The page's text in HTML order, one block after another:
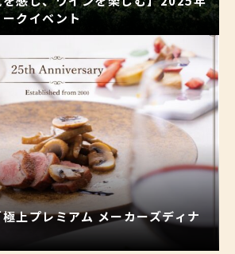
クイベント
上プレミアム メーカーズディナ